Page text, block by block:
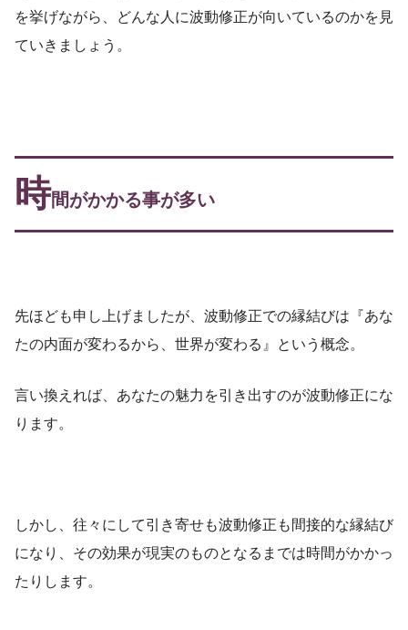
を挙げながら、どんな人に波動修正が向いているのかを見
ていきましょう。
時間がかかる事が多い
先ほども申し上げましたが、波動修正での縁結びは『あな
たの内面が変わるから、世界が変わる』という概念。
言い換えれば、あなたの魅力を引き出すのが波動修正にな
ります。
しかし、往々にして引き寄せも波動修正も間接的な縁結び
になり、その効果が現実のものとなるまでは時間がかかっ
たりします。